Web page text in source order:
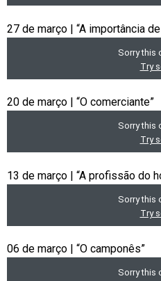
27 de março | “A importância
20 de março | “O comerciante”
13 de março | “A profissão do
06 de março | “O camponês”